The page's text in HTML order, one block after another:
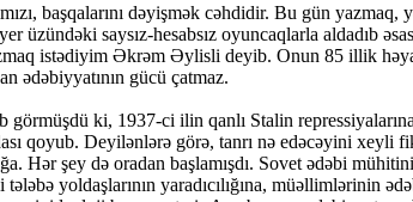
başqalarını dəyişmək cəhdidir. Bu gün
üzündəki saysız-hesabsız oyuncaqlarla aldadıb
istədiyim Əkrəm Əylisli deyib. Onun 85 illik
ədəbiyyatının gücü çatmaz.
görmüşdü ki, 1937-ci ilin qanlı Stalin
qoyub. Deyilənlərə görə, tanrı nə edəcəyini xeyli
Hər şey də oradan başlamışdı. Sovet ədəbi
yoldaşlarının yaradıcılığına,